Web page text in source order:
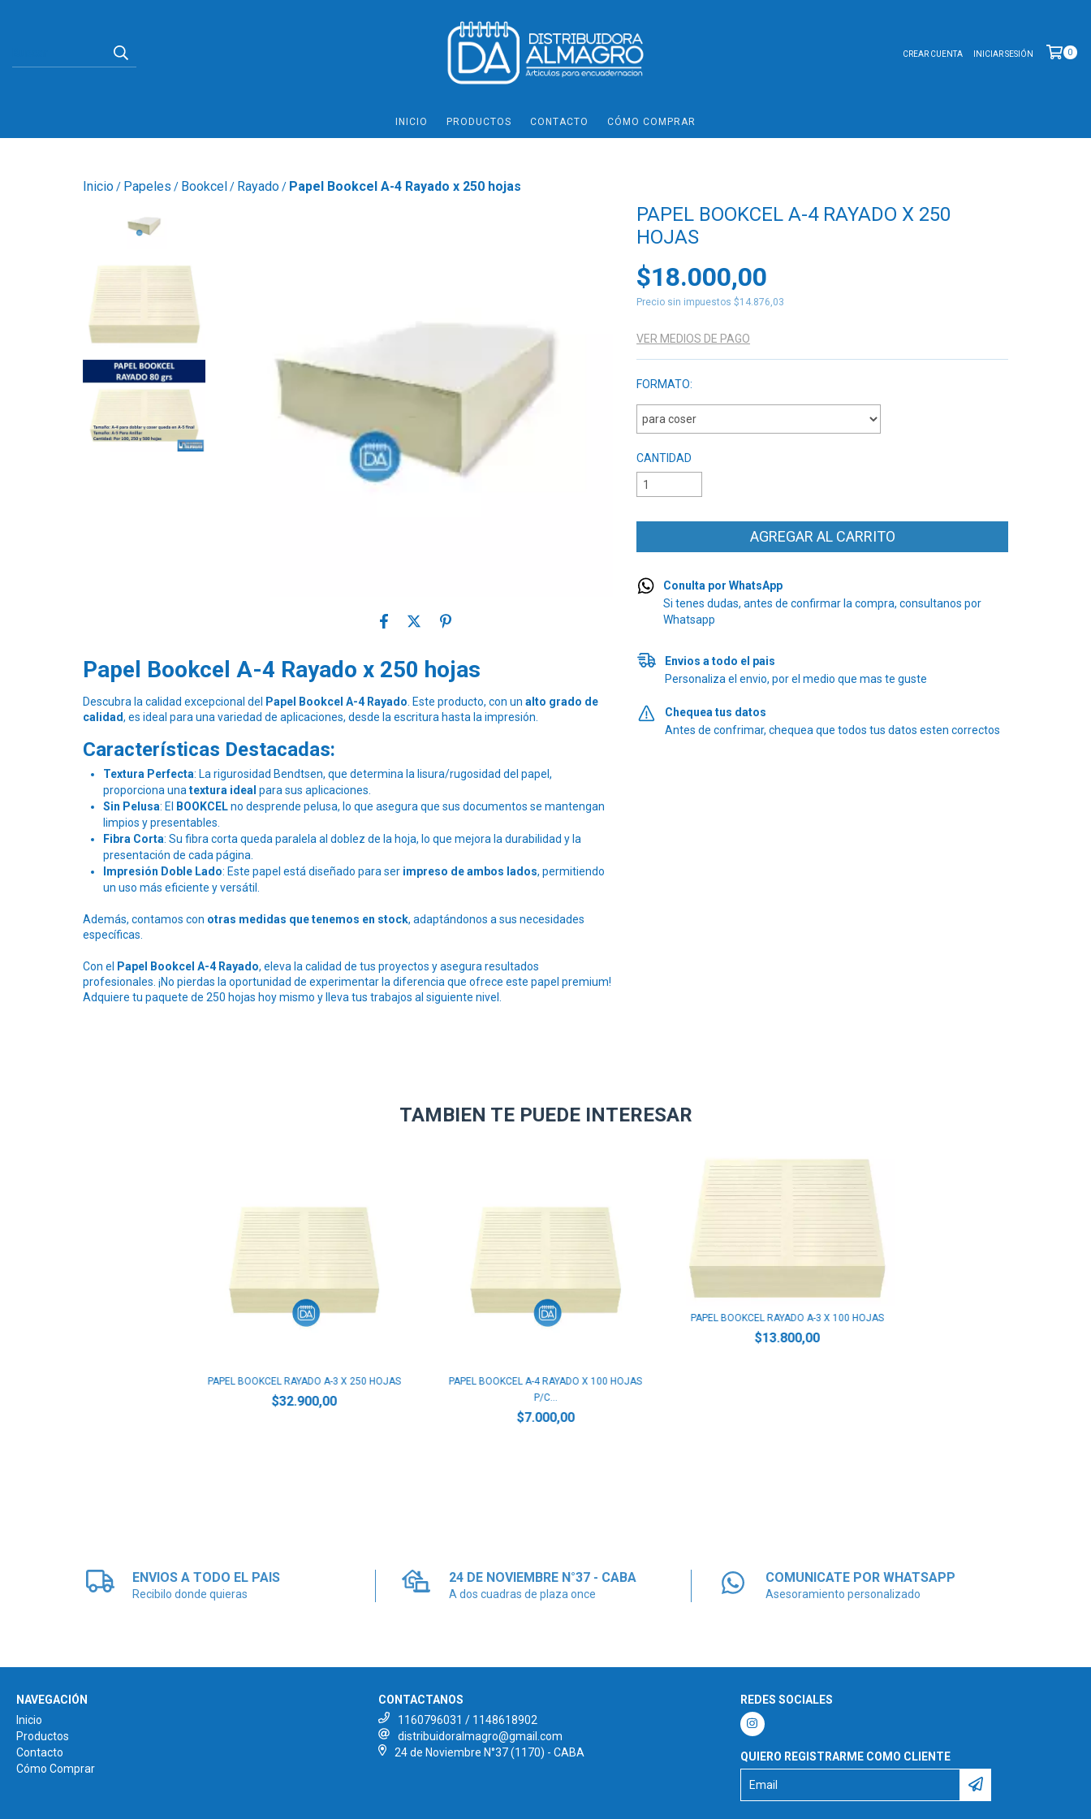
CREAR CUENTA INICIAR SESIÓN 0
INICIO PRODUCTOS CONTACTO CÓMO COMPRAR
Inicio/ Papeles / Bookcel/ Rayado/ Papel Bookcel A-4 Rayado x 250 hojas
Papel Bookcel A-4 Rayado x 250 hojas
Descubra la calidad excepcional del Papel Bookcel A-4 Rayado . Este producto, con un alto grado de
calidad, es ideal para una variedad de aplicaciones, desde la escritura hasta la impresión.
Características Destacadas:
Textura Perfecta: La rigurosidad Bendtsen, que determina la lisura/rugosidad del papel,
proporciona una textura ideal para sus aplicaciones.
Sin Pelusa: El BOOKCELno desprende pelusa, lo que asegura que sus documentos se mantengan
limpios y presentables.
Fibra Corta: Su fibra corta queda paralela al doblez de la hoja, lo que mejora la durabilidad y la
presentación de cada página.
Impresión Doble Lado: Este papel está diseñado para ser impreso de ambos lados, permitiendo
un uso más eficiente y versátil.
Además, contamos con otras medidas que tenemos en stock, adaptándonos a sus necesidades
específicas.
Con el Papel Bookcel A-4 Rayado, eleva la calidad de tus proyectos y asegura resultados
profesionales. ¡No pierdas la oportunidad de experimentar la diferencia que ofrece este papel premium!
Adquiere tu paquete de 250 hojas hoy mismo y lleva tus trabajos al siguiente nivel.
PAPEL BOOKCEL A-4 RAYADO X 250
HOJAS
$18.000,00
Precio sin impuestos$14.876,03
VER MEDIOS DE PAGO
FORMATO:
CANTIDAD
Conulta por WhatsApp
Si tenes dudas, antes de confirmar la compra, consultanos por
Whatsapp
Envios a todo el pais
Personaliza el envio, por el medio que mas te guste
Chequea tus datos
Antes de confrimar, chequea que todos tus datos esten correctos
TAMBIEN TE PUEDE INTERESAR
PAPEL BOOKCEL RAYADO A-3 X 250 HOJAS
$32.900,00
PAPEL BOOKCEL A-4 RAYADO X 100 HOJAS
P/C...
$7.000,00
PAPEL BOOKCEL RAYADO A-3 X 100 HOJAS
$13.800,00
ENVIOS A TODO EL PAIS
Recibilo donde quieras
24 DE NOVIEMBRE N°37 - CABA
A dos cuadras de plaza once
COMUNICATE POR WHATSAPP
Asesoramiento personalizado
NAVEGACIÓN
Inicio
Productos
Contacto
Cómo Comprar
CONTACTANOS
1160796031 / 1148618902
distribuidoralmagro@gmail.com
24 de Noviembre N°37 (1170) - CABA
REDES SOCIALES
QUIERO REGISTRARME COMO CLIENTE